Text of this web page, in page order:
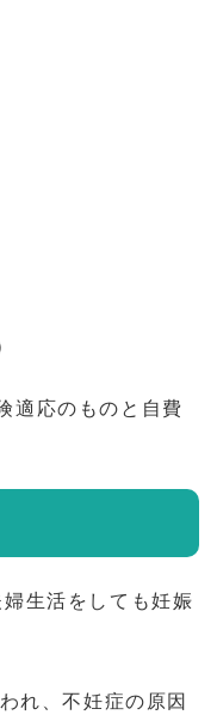
適応のものと自費
生活をしても妊娠
れ、不妊症の原因